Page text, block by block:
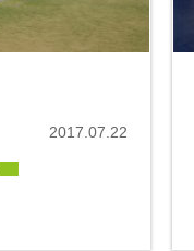
2017.07.22